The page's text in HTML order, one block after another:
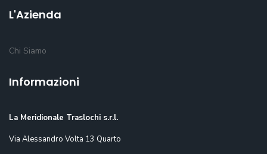
L'Azienda
Chi Siamo
Informazioni
La Meridionale Traslochi s.r.l.
Via Alessandro Volta 13 Quarto